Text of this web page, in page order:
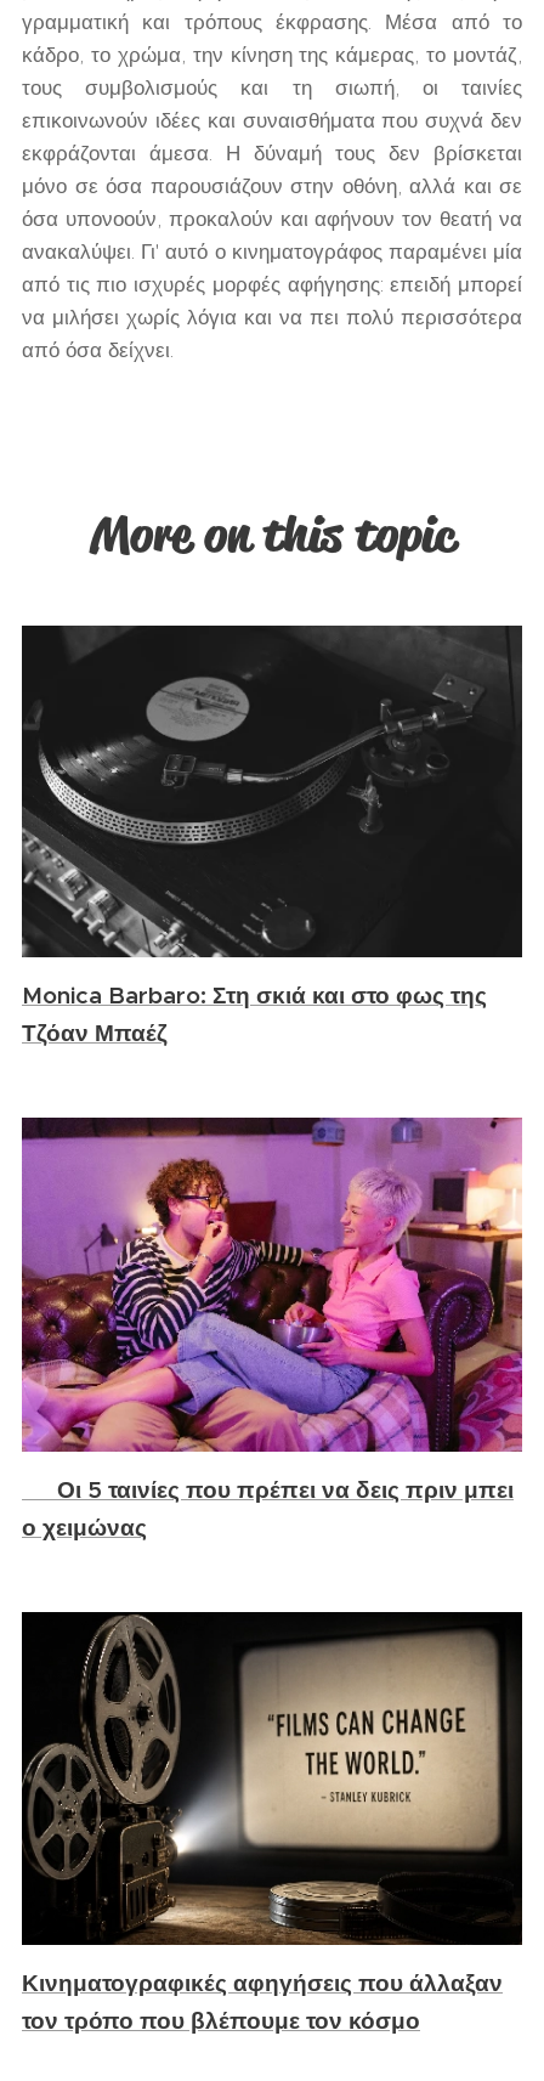
γραμματική και τρόπους έκφρασης. Μέσα από το
κάδρο, το χρώμα, την κίνηση της κάμερας, το μοντάζ,
τους συμβολισμούς και τη σιωπή, οι ταινίες
επικοινωνούν ιδέες και συναισθήματα που συχνά δεν
εκφράζονται άμεσα. Η δύναμή τους δεν βρίσκεται
μόνο σε όσα παρουσιάζουν στην οθόνη, αλλά και σε
όσα υπονοούν, προκαλούν και αφήνουν τον θεατή να
ανακαλύψει. Γι' αυτό ο κινηματογράφος παραμένει μία
από τις πιο ισχυρές μορφές αφήγησης: επειδή μπορεί
να μιλήσει χωρίς λόγια και να πει πολύ περισσότερα
από όσα δείχνει.
More on this topic
Monica Barbaro: Στη σκιά και στο φως της
Τζόαν Μπαέζ
🎬 Οι 5 ταινίες που πρέπει να δεις πριν μπει
ο χειμώνας
Κινηματογραφικές αφηγήσεις που άλλαξαν
τον τρόπο που βλέπουμε τον κόσμο